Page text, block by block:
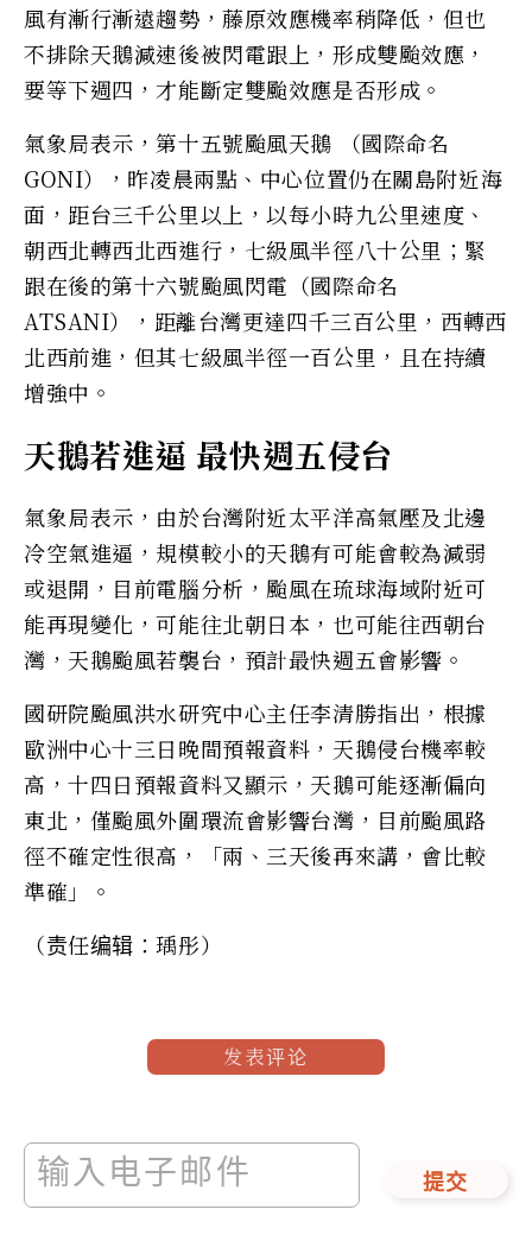
風有漸行漸遠趨勢，藤原效應機率稍降低，但也
不排除天鵝減速後被閃電跟上，形成雙颱效應，
要等下週四，才能斷定雙颱效應是否形成。
氣象局表示，第十五號颱風天鵝 （國際命名
GONI），昨凌晨兩點、中心位置仍在關島附近海
面，距台三千公里以上，以每小時九公里速度、
朝西北轉西北西進行，七級風半徑八十公里；緊
跟在後的第十六號颱風閃電（國際命名
ATSANI），距離台灣更達四千三百公里，西轉西
北西前進，但其七級風半徑一百公里，且在持續
增強中。
天鵝若進逼 最快週五侵台
氣象局表示，由於台灣附近太平洋高氣壓及北邊
冷空氣進逼，規模較小的天鵝有可能會較為減弱
或退開，目前電腦分析，颱風在琉球海域附近可
能再現變化，可能往北朝日本，也可能往西朝台
灣，天鵝颱風若襲台，預計最快週五會影響。
國研院颱風洪水研究中心主任李清勝指出，根據
歐洲中心十三日晚間預報資料，天鵝侵台機率較
高，十四日預報資料又顯示，天鵝可能逐漸偏向
東北，僅颱風外圍環流會影響台灣，目前颱風路
徑不確定性很高，「兩、三天後再來講，會比較
準確」。
（责任编辑：瑀彤）
发表评论
提交